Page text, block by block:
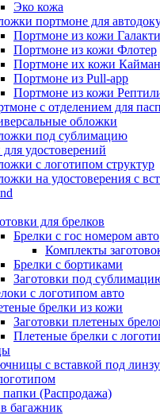
Эко кожа
портмоне для
Портмоне из кожи
Портмоне из кожи Флотер
Портмоне их кожи Кайман
Портмоне из Pull-app
Портмоне из кожи
с отделением для
обложки
под сублимацию
удостоверений
с логотипом структур
на удостоверения с
для брелков
Брелки с гос номером авто
Комплекты
Брелки с бортиками
Заготовки под
с логотипом авто
брелки из кожи
Заготовки плетеных
Плетеные брелки с
с вставкой под линзу
(Распродажа)
багажник